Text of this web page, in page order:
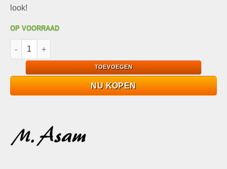
look!
OP VOORRAAD
M.Asam MAGIC FINISH Foundation in Summer Teint aantal
TOEVOEGEN
NU KOPEN